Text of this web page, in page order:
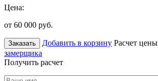
Цена:
от 60 000 руб.
Заказать Добавить в корзину Расчет цены
замерщика
Получить расчет